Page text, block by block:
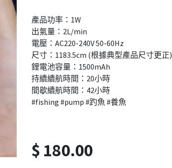
產品功率：1W
出氣量：2L/min
電壓：AC220-240V 50-60Hz
尺寸：1183.5cm (根據典型產品尺寸更正)
鋰電池容量：1500mAh
持續續航時間：20小時
間歇續航時間：42小時
#fishing #pump #趵魚 #養魚
$ 180.00